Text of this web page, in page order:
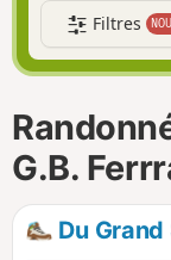
Filtres
G.B.
Du